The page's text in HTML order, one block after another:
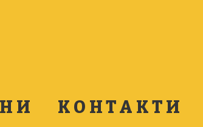
КОНТАКТИ